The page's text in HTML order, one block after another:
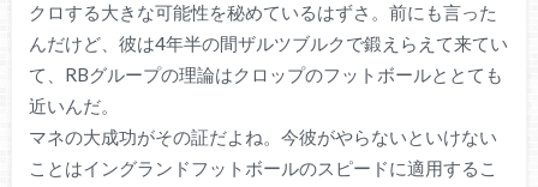
クロする大きな可能性を秘めているはずさ。前にも言った
んだけど、彼は4年半の間ザルツブルクで鍛えらえて来てい
て、RBグループの理論はクロップのフットボールととても
近いんだ。
マネの大成功がその証だよね。今彼がやらないといけない
ことはイングランドフットボールのスピードに適用するこ